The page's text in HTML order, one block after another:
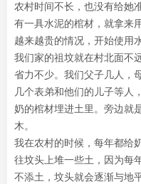
农村时间不长，也没有给她
有一具水泥的棺材，就拿来
越来越贵的情况，开始使用
我们家的祖坟就在村北面不
省力不少。我们父子几人，
几个表弟和他们的儿子等人
奶的棺材埋进土里。旁边就
木。
我在农村的时候，每年都给
往坟头上堆一些土，因为每
不添土，坟头就会逐渐与地